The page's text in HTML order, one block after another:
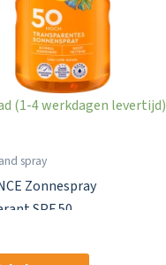
(1-4 werkdagen levertijd)
spray
Zonnespray
SPF 50